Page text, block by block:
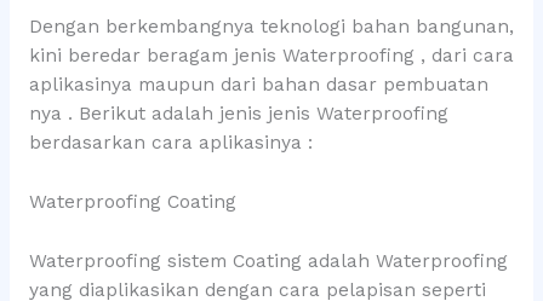
Dengan berkembangnya teknologi bahan bangunan,
kini beredar beragam jenis Waterproofing , dari cara
aplikasinya maupun dari bahan dasar pembuatan
nya . Berikut adalah jenis jenis Waterproofing
berdasarkan cara aplikasinya :
Waterproofing Coating
Waterproofing sistem Coating adalah Waterproofing
yang diaplikasikan dengan cara pelapisan seperti